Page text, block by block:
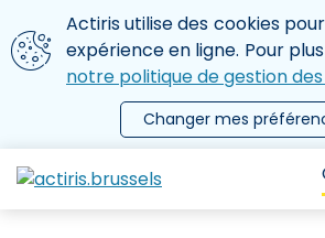
Aller au contenu principal
Nous utilisons des cookies
Actiris utilise des cookies
expérience en ligne. Pour
notre politique de gestion
Changer mes
le menu